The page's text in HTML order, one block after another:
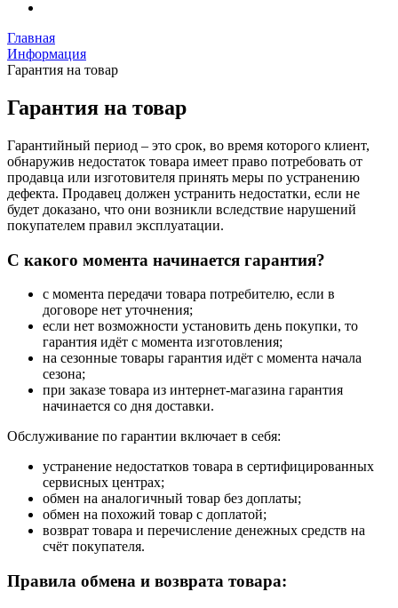
Главная
Информация
Гарантия на товар
Гарантия на товар
Гарантийный период – это срок, во время которого клиент,
обнаружив недостаток товара имеет право потребовать от
продавца или изготовителя принять меры по устранению
дефекта. Продавец должен устранить недостатки, если не
будет доказано, что они возникли вследствие нарушений
покупателем правил эксплуатации.
С какого момента начинается гарантия?
с момента передачи товара потребителю, если в
договоре нет уточнения;
если нет возможности установить день покупки, то
гарантия идёт с момента изготовления;
на сезонные товары гарантия идёт с момента начала
сезона;
при заказе товара из интернет-магазина гарантия
начинается со дня доставки.
Обслуживание по гарантии включает в себя:
устранение недостатков товара в сертифицированных
сервисных центрах;
обмен на аналогичный товар без доплаты;
обмен на похожий товар с доплатой;
возврат товара и перечисление денежных средств на
счёт покупателя.
Правила обмена и возврата товара: